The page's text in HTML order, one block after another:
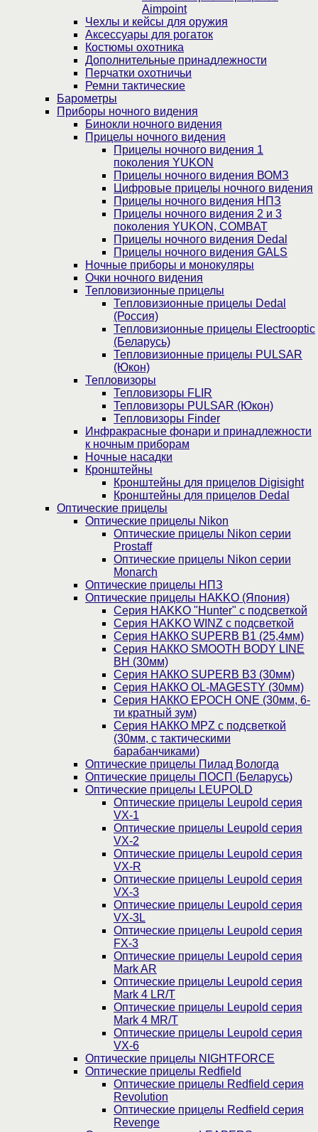
Aimpoint
Чехлы и кейсы для оружия
Аксессуары для рогаток
Костюмы охотника
Дополнительные принадлежности
Перчатки охотничьи
Ремни тактические
Барометры
Приборы ночного видения
Бинокли ночного видения
Прицелы ночного видения
Прицелы ночного видения 1
поколения YUKON
Прицелы ночного видения ВОМЗ
Цифровые прицелы ночного видения
Прицелы ночного видения НПЗ
Прицелы ночного видения 2 и 3
поколения YUKON, COMBAT
Прицелы ночного видения Dedal
Прицелы ночного видения GALS
Ночные приборы и монокуляры
Очки ночного видения
Тепловизионные прицелы
Тепловизионные прицелы Dedal
(Россия)
Тепловизионные прицелы Electrooptic
(Беларусь)
Тепловизионные прицелы PULSAR
(Юкон)
Тепловизоры
Тепловизоры FLIR
Тепловизоры PULSAR (Юкон)
Тепловизоры Finder
Инфракрасные фонари и принадлежности
к ночным приборам
Ночные насадки
Кронштейны
Кронштейны для прицелов Digisight
Кронштейны для прицелов Dedal
Оптические прицелы
Оптические прицелы Nikon
Оптические прицелы Nikon серии
Prostaff
Оптические прицелы Nikon серии
Monarch
Оптические прицелы НПЗ
Оптические прицелы HAKKO (Япония)
Cерия HAKKO "Hunter" с подсветкой
Серия НAKKO WINZ с подсветкой
Серия НАККО SUPERB B1 (25,4мм)
Серия НАККО SMOOTH BODY LINE
BH (30мм)
Серия НАККО SUPERB B3 (30мм)
Серия НАККО OL-MAGESTY (30мм)
Серия НАККО EPOCH ONE (30мм, 6-
ти кратный зум)
Серия НАККО MPZ с подсветкой
(30мм, c тактическими
барабанчиками)
Оптические прицелы Пилад Вологда
Оптические прицелы ПОСП (Беларусь)
Оптические прицелы LEUPOLD
Оптические прицелы Leupold серия
VX-1
Оптические прицелы Leupold серия
VX-2
Оптические прицелы Leupold серия
VX-R
Оптические прицелы Leupold серия
VX-3
Оптические прицелы Leupold серия
VX-3L
Оптические прицелы Leupold серия
FX-3
Оптические прицелы Leupold серия
Mark AR
Оптические прицелы Leupold серия
Mark 4 LR/T
Оптические прицелы Leupold серия
Mark 4 MR/T
Оптические прицелы Leupold серия
VX-6
Оптические прицелы NIGHTFORCE
Оптические прицелы Redfield
Оптические прицелы Redfield серия
Revolution
Оптические прицелы Redfield серия
Revenge